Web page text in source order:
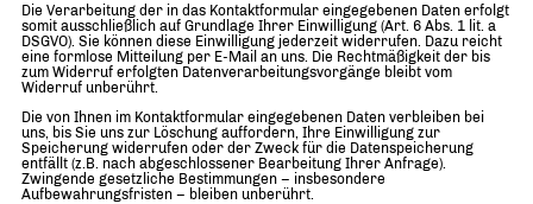
Die Verarbeitung der in das Kontaktformular eingegebenen Daten erfolgt
somit ausschließlich auf Grundlage Ihrer Einwilligung (Art. 6 Abs. 1 lit. a
DSGVO). Sie können diese Einwilligung jederzeit widerrufen. Dazu reicht
eine formlose Mitteilung per E-Mail an uns. Die Rechtmäßigkeit der bis
zum Widerruf erfolgten Datenverarbeitungsvorgänge bleibt vom
Widerruf unberührt.
Die von Ihnen im Kontaktformular eingegebenen Daten verbleiben bei
uns, bis Sie uns zur Löschung auffordern, Ihre Einwilligung zur
Speicherung widerrufen oder der Zweck für die Datenspeicherung
entfällt (z.B. nach abgeschlossener Bearbeitung Ihrer Anfrage).
Zwingende gesetzliche Bestimmungen – insbesondere
Aufbewahrungsfristen – bleiben unberührt.